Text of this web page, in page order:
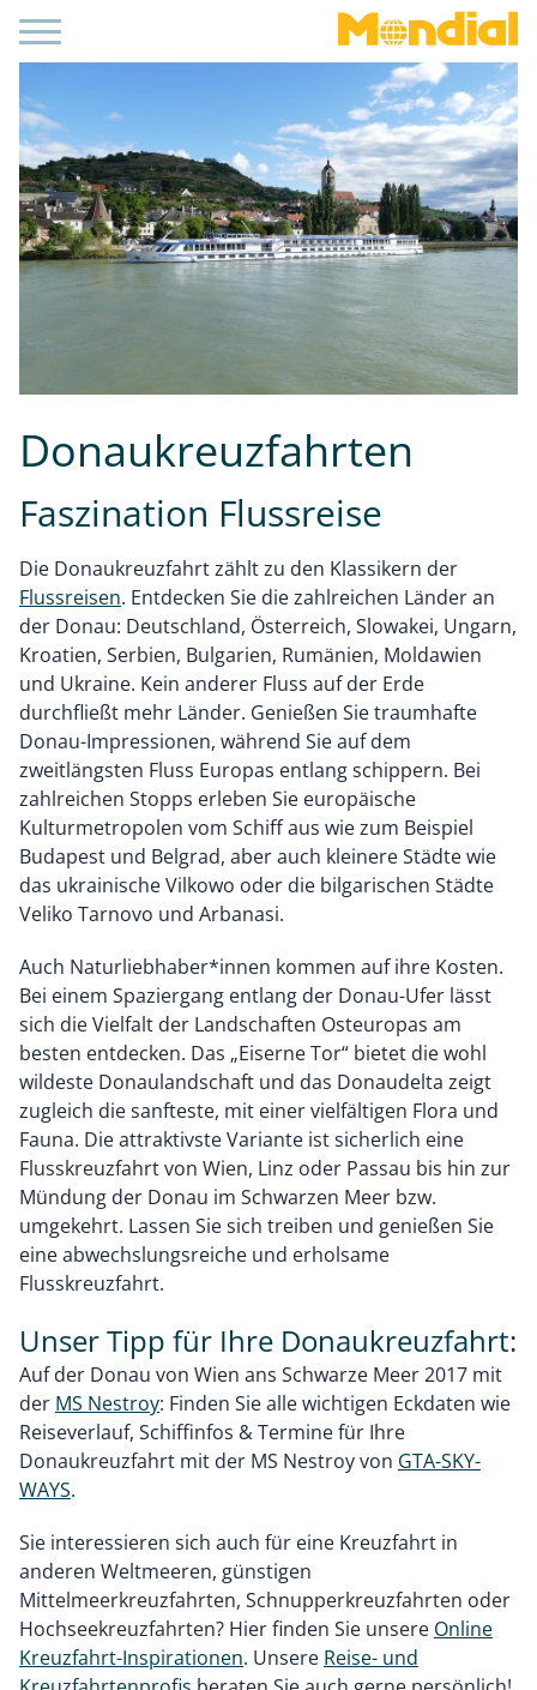
Donaukreuzfahrten
Faszination Flussreise
Die Donaukreuzfahrt zählt zu den Klassikern der
Flussreisen. Entdecken Sie die zahlreichen Länder an
der Donau: Deutschland, Österreich, Slowakei, Ungarn,
Kroatien, Serbien, Bulgarien, Rumänien, Moldawien
und Ukraine. Kein anderer Fluss auf der Erde
durchfließt mehr Länder. Genießen Sie traumhafte
Donau-Impressionen, während Sie auf dem
zweitlängsten Fluss Europas entlang schippern. Bei
zahlreichen Stopps erleben Sie europäische
Kulturmetropolen vom Schiff aus wie zum Beispiel
Budapest und Belgrad, aber auch kleinere Städte wie
das ukrainische Vilkowo oder die bilgarischen Städte
Veliko Tarnovo und Arbanasi.
Auch Naturliebhaber*innen kommen auf ihre Kosten.
Bei einem Spaziergang entlang der Donau-Ufer lässt
sich die Vielfalt der Landschaften Osteuropas am
besten entdecken. Das „Eiserne Tor“ bietet die wohl
wildeste Donaulandschaft und das Donaudelta zeigt
zugleich die sanfteste, mit einer vielfältigen Flora und
Fauna. Die attraktivste Variante ist sicherlich eine
Flusskreuzfahrt von Wien, Linz oder Passau bis hin zur
Mündung der Donau im Schwarzen Meer bzw.
umgekehrt. Lassen Sie sich treiben und genießen Sie
eine abwechslungsreiche und erholsame
Flusskreuzfahrt.
Unser Tipp für Ihre Donaukreuzfahrt:
Auf der Donau von Wien ans Schwarze Meer 2017 mit
der MS Nestroy: Finden Sie alle wichtigen Eckdaten wie
Reiseverlauf, Schiffinfos & Termine für Ihre
Donaukreuzfahrt mit der MS Nestroy von GTA-SKY-
WAYS.
Sie interessieren sich auch für eine Kreuzfahrt in
anderen Weltmeeren, günstigen
Mittelmeerkreuzfahrten, Schnupperkreuzfahrten oder
Hochseekreuzfahrten? Hier finden Sie unsere Online
Kreuzfahrt-Inspirationen. Unsere Reise- und